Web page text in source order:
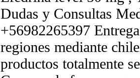
Dudas y Consultas
+56982265397
regiones mediante
productos totalmente